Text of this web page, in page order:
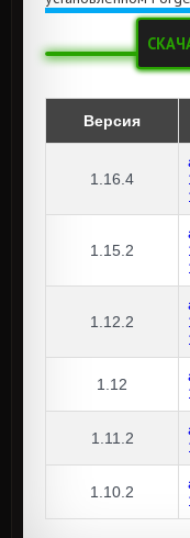
Версия
1.16.4
1.15.2
1.12.2
1.12
1.11.2
1.10.2